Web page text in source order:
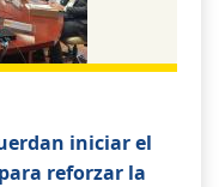
iniciar el
reforzar la